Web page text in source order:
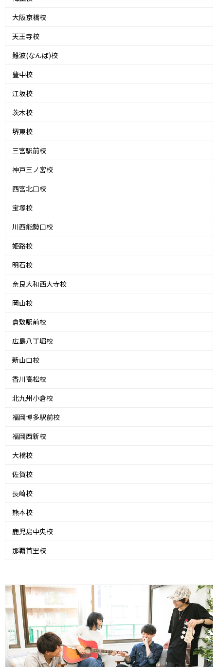
大阪京橋校
天王寺校
難波(なんば)校
豊中校
江坂校
茨木校
堺東校
三宮駅前校
神戸三ノ宮校
西宮北口校
宝塚校
川西能勢口校
姫路校
明石校
奈良大和西大寺校
岡山校
倉敷駅前校
広島八丁堀校
新山口校
香川高松校
北九州小倉校
福岡博多駅前校
福岡西新校
大橋校
佐賀校
長崎校
熊本校
鹿児島中央校
那覇首里校